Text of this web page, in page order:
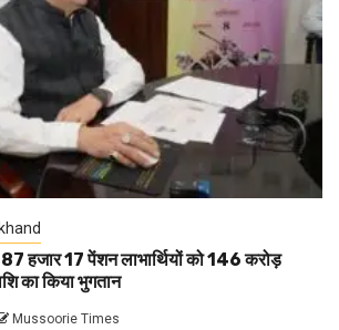
हजार 17 पेंशन लाभार्थियों को 146 करोड़
का किया भुगतान
Mussoorie Times